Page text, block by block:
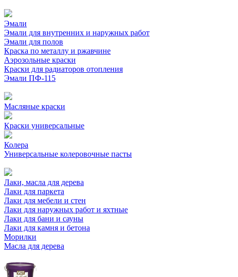
Эмали
Эмали для внутренних и наружных работ
Эмали для полов
Краска по металлу и ржавчине
Аэрозольные краски
Краски для радиаторов отопления
Эмали ПФ-115
Масляные краски
Краски универсальные
Колера
Универсальные колеровочные пасты
Лаки, масла для дерева
Лаки для паркета
Лаки для мебели и стен
Лаки для наружных работ и яхтные
Лаки для бани и сауны
Лаки для камня и бетона
Морилки
Масла для дерева